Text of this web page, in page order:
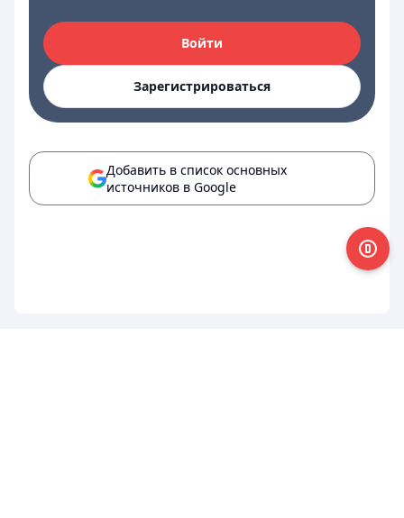
Войти
Зарегистрироваться
Добавить в список основных
источников в Google